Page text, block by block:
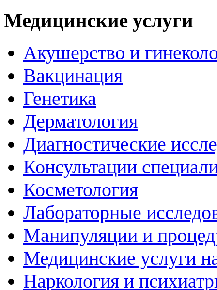
Медицинские услуги
Акушерство и
Вакцинация
Генетика
Дерматология
Диагностические
Консультации
Косметология
Лабораторные
Манипуляции и
Медицинские услуги
Наркология и